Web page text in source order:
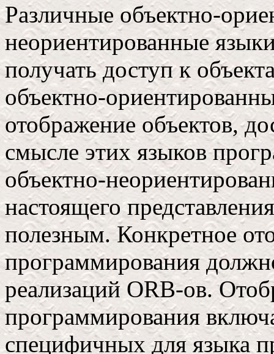
Различные объектно-
неориентированные
получать доступ к
объектно-
отображение объектов,
смысле этих языков
объектно-
настоящего
полезным. Конкретное
программирования
реализаций ORB-ов.
программирования
специфичных для языка